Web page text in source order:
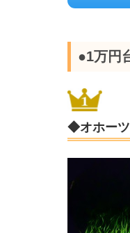
●1万円
◆オホーツ